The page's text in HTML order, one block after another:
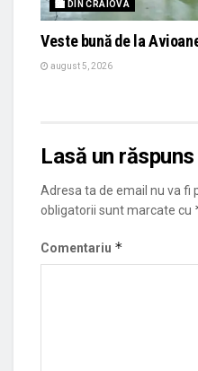
🏙 DIN CRAIOVA
Veste bună de la
august 5, 2026
Lasă un răspuns
Adresa ta de email nu va fi
obligatorii sunt marcate cu
Comentariu *